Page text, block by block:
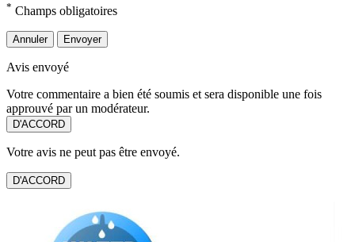
* Champs obligatoires
Annuler Envoyer
Avis envoyé
Votre commentaire a bien été soumis et sera disponible une fois
approuvé par un modérateur.
D'ACCORD
Votre avis ne peut pas être envoyé.
D'ACCORD